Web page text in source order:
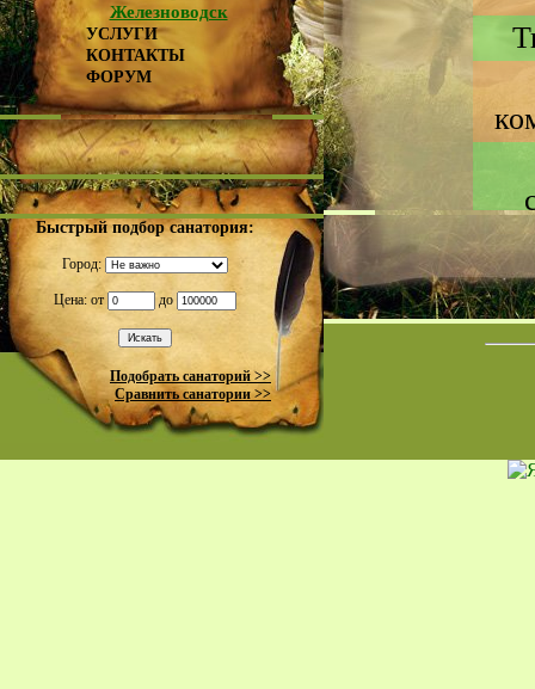
Железноводск
УСЛУГИ
КОНТАКТЫ
ФОРУМ
Быстрый подбор санатория:
Город:
Цена: от до
Подобрать санаторий >>
Сравнить санатории >>